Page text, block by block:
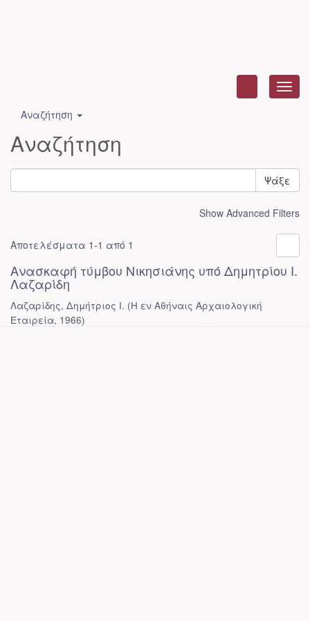
Αναζήτηση
Αναζήτηση
Ψάξε
Show Advanced Filters
Αποτελέσματα 1-1 από 1
Ανασκαφή τύμβου Νικησιάνης υπό Δημητρίου Ι.
Λαζαρίδη
Λαζαρίδης, Δημήτριος Ι. (Η εν Αθήναις Αρχαιολογική
Εταιρεία, 1966)